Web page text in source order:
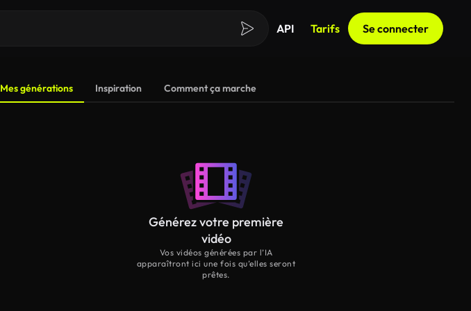
API Tarifs Se connecter
Mes générations Inspiration Comment ça marche
Générez votre première
vidéo
Vos vidéos générées par l’IA
apparaîtront ici une fois qu’elles seront
prêtes.